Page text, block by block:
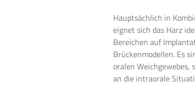
Hauptsächlich in
eignet sich das Harz
Bereichen auf
Brückenmodellen. Es
oralen Weichgewebes,
an die intraorale